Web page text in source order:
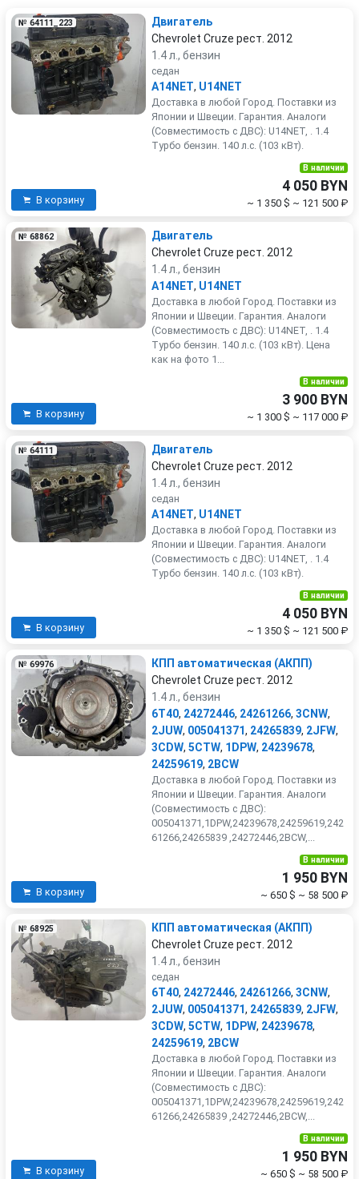
№ 64111_223
Двигатель
Chevrolet Cruze рест. 2012
1.4 л., бензин
седан
A14NET, U14NET
Доставка в любой Город. Поставки из
Японии и Швеции. Гарантия. Аналоги
(Совместимость с ДВС): U14NET, . 1.4
Турбо бензин. 140 л.с. (103 кВт).
В корзину
В наличии
4 050 BYN
~ 1 350 $ ~ 121 500 ₽
№ 68862
Двигатель
Chevrolet Cruze рест. 2012
1.4 л., бензин
A14NET, U14NET
Доставка в любой Город. Поставки из
Японии и Швеции. Гарантия. Аналоги
(Совместимость с ДВС): U14NET, . 1.4
Турбо бензин. 140 л.с. (103 кВт). Цена
как на фото 1...
В корзину
В наличии
3 900 BYN
~ 1 300 $ ~ 117 000 ₽
№ 64111
Двигатель
Chevrolet Cruze рест. 2012
1.4 л., бензин
седан
A14NET, U14NET
Доставка в любой Город. Поставки из
Японии и Швеции. Гарантия. Аналоги
(Совместимость с ДВС): U14NET, . 1.4
Турбо бензин. 140 л.с. (103 кВт).
В корзину
В наличии
4 050 BYN
~ 1 350 $ ~ 121 500 ₽
№ 69976
КПП автоматическая (АКПП)
Chevrolet Cruze рест. 2012
1.4 л., бензин
6T40, 24272446, 24261266, 3CNW,
2JUW, 005041371, 24265839, 2JFW,
3CDW, 5CTW, 1DPW, 24239678,
24259619, 2BCW
Доставка в любой Город. Поставки из
Японии и Швеции. Гарантия. Аналоги
(Совместимость с ДВС):
005041371,1DPW,24239678,24259619,242
61266,24265839 ,24272446,2BCW,...
В корзину
В наличии
1 950 BYN
~ 650 $ ~ 58 500 ₽
№ 68925
КПП автоматическая (АКПП)
Chevrolet Cruze рест. 2012
1.4 л., бензин
седан
6T40, 24272446, 24261266, 3CNW,
2JUW, 005041371, 24265839, 2JFW,
3CDW, 5CTW, 1DPW, 24239678,
24259619, 2BCW
Доставка в любой Город. Поставки из
Японии и Швеции. Гарантия. Аналоги
(Совместимость с ДВС):
005041371,1DPW,24239678,24259619,242
61266,24265839 ,24272446,2BCW,...
В корзину
В наличии
1 950 BYN
~ 650 $ ~ 58 500 ₽